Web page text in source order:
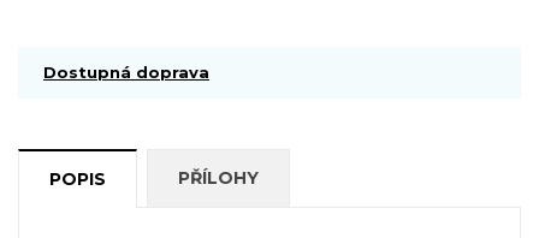
Dostupná doprava
POPIS PŘÍLOHY